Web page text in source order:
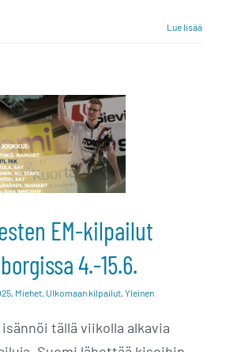
Lue lisää
EM-
kilpailut
pelataan
Aalborgissa
4.-15.6.EM-kilpailut
4.-15.6.
, Miehet, Ulkomaan kilpailut, Yleinen
tällä viikolla alkavia